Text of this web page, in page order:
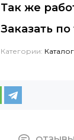
Так же
Заказать
Категории: Каталог